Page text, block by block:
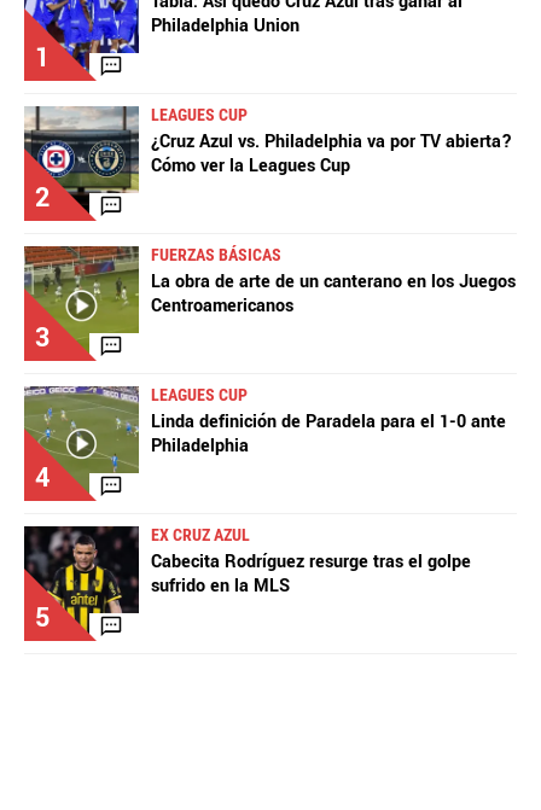
1
Philadelphia Union
2
LEAGUES CUP
¿Cruz Azul vs. Philadelphia va por TV abierta?
Cómo ver la Leagues Cup
3
FUERZAS BÁSICAS
La obra de arte de un canterano en los Juegos
Centroamericanos
4
LEAGUES CUP
Linda definición de Paradela para el 1-0 ante
Philadelphia
5
EX CRUZ AZUL
Cabecita Rodríguez resurge tras el golpe
sufrido en la MLS